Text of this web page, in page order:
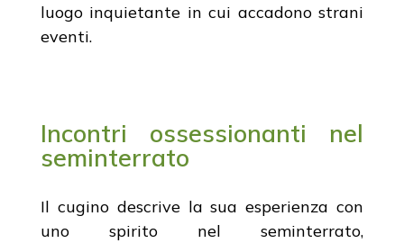
luogo inquietante in cui accadono strani
eventi.
Incontri ossessionanti nel
seminterrato
Il cugino descrive la sua esperienza con
uno spirito nel seminterrato,